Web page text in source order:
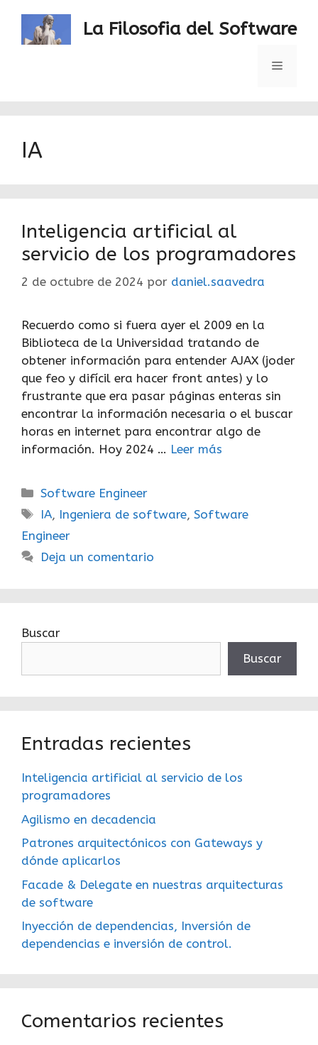
contenido
La Filosofia del Software
Menú
IA
Inteligencia artificial al
servicio de los programadores
2 de octubre de 2024 por daniel.saavedra
Recuerdo como si fuera ayer el 2009 en la
Biblioteca de la Universidad tratando de
obtener información para entender AJAX (joder
que feo y difícil era hacer front antes) y lo
frustrante que era pasar páginas enteras sin
encontrar la información necesaria o el buscar
horas en internet para encontrar algo de
información. Hoy 2024 … Leer más
Categorías
Software Engineer
Etiquetas
IA, Ingeniera de software,Software
Engineer
Deja un comentario
Buscar
Buscar
Entradas recientes
Inteligencia artificial al servicio de los
programadores
Agilismo en decadencia
Patrones arquitectónicos con Gateways y
dónde aplicarlos
Facade & Delegate en nuestras arquitecturas
de software
Inyección de dependencias, Inversión de
dependencias e inversión de control.
Comentarios recientes